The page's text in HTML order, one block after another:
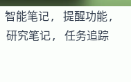
能笔记, 提醒功能,
究笔记, 任务追踪